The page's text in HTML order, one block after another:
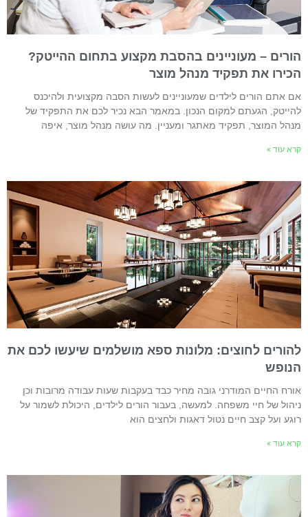
– מעוניינים בהסבת מקצוע בתחום ההייטק?
את תפקיד מנהל מוצר
אתם הורים לילדים שמעוניינים לעשות הסבה מקצועית ולהיכנס
הגעתם למקום הנכון. במאמר הבא נכיר לכם את התפקיד של
המוצר, תפקיד מאתגר ומעניין. מה עושה מנהל מוצר, איפה
עוד »
לחוצים: מלונות ספא מושלמים שיעשו לכם את
החיים המודרני גובה מחיר כבד בעקבות שעות עבודה מרובות וכן
של חיי משפחה. למעשה, בעבור הורים לילדים, היכולת לשמור על
ועל קצב חיים נטול דאגות ולחצים הוא
עוד »